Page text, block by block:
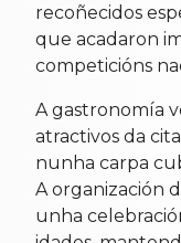
recoñecidos
que acadaron
competicións
A gastronomía
atractivos da
nunha carpa
A organización
unha